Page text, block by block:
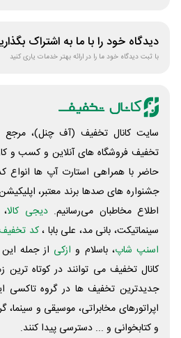
دیدگاه خود را با ما به اشتراک
با ثبت دیدگاه خود ما را در ارائه بهتر خدمات یاری کنید
سایت کانال تخفیف (آف چنل)، مرجع
تخفیف فروشگاه های آنلاین و کسب و‌
حاضر با همراهی استارت آپ ها انواع
جشنواره های صدها برند معتبر،
اطلاع مخاطبان می‌رسانیم. دیجی کالا،
سینماتیکت، بانی مد، علی‌ بابا ،کد
اسنپ شاپ، باسلام و ازکی از جمله
کانال تخفیف می توانند در کوتاه
جدیدترین تخفیف ها در گروه تاکسی
اپراتورهای مخابراتی، موسیقی و
و کتابخوانی و ... دسترسی پیدا کنند.